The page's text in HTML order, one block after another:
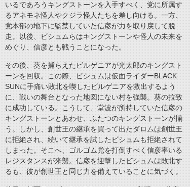
いるであろうキングストーンを入手すべく、党に所属す
るアネモネ怪人やクジラ怪人たちを差し向ける。一方、
党本部の地下に監禁していた信彦が力を取り戻して脱
走。以後、ビシュムらはキングストーンや怪人の未来を
めぐり、信彦とも戦うことになった。
その後、葵を捕らえたビルゲニアが光太郎のキングスト
ーンを回収。この際、ビシュムは仮面ライダーBLACK
SUNに手痛い敗北を喫したビルゲニアを救出するよう
に、戦いの舞台となった地図にない村を強襲。葵の拉致
に成功している。こうして、堂波が所持していた信彦の
キングストーンとあわせ、ふたつのキングストーンが揃
う。しかし、創世王の継承を買って出たダロムは創世王
に拒絶され、続いて継承を試したビシュムも拒絶されて
しまった。そこへ、ゴルゴム党を打倒すべく信彦率いる
レジスタンスが来襲。信彦を迎撃したビシュムは敗北す
るも、彼が創世王と同じ力を備えていることに気づく。